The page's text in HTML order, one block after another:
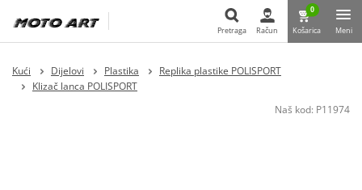
Pretraga Račun
0
Košarica Meni
Kući Dijelovi Plastika
Replika plastike POLISPORT
Klizač lanca POLISPORT
Naš kod: P11974